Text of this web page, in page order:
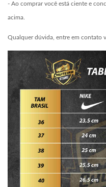
- Ao comprar você está ciente e
acima.
Qualquer dúvida, entre em contato